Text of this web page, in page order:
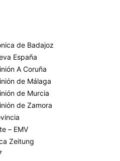
de Badajoz
España
A Coruña
de Málaga
de Murcia
de Zamora
– EMV
Zeitung